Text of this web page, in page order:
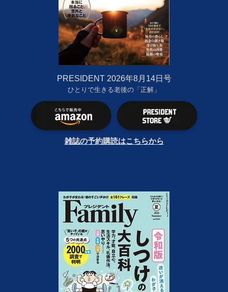
PRESIDENT 2026年8月14日号
ひとりで生きる老後の「正解」
雑誌の予約購読はこちらから